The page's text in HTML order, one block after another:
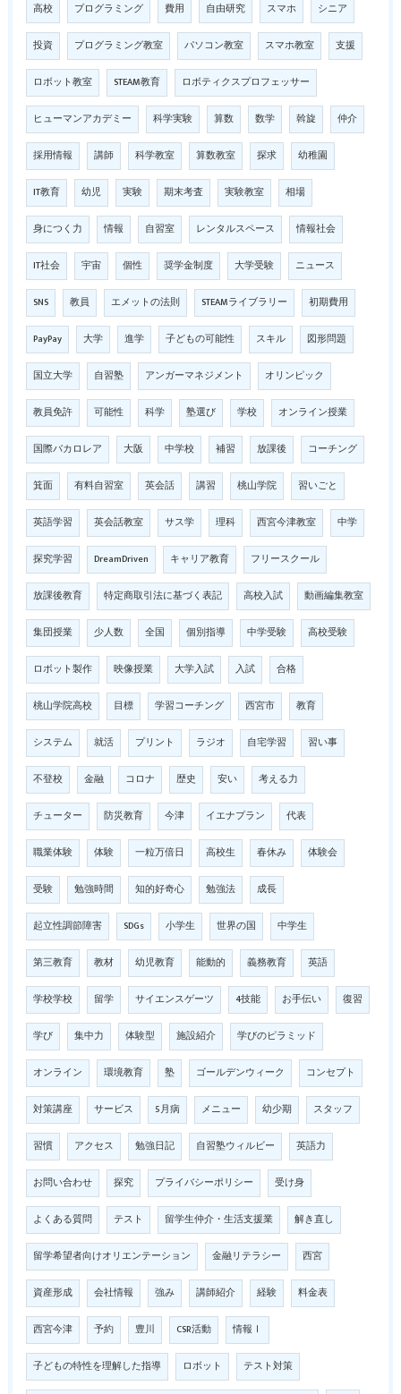
高校 プログラミング 費用 自由研究 スマホ シニア
投資 プログラミング教室 パソコン教室 スマホ教室 支援
ロボット教室 STEAM教育 ロボティクスプロフェッサー
ヒューマンアカデミー 科学実験 算数 数学 斡旋 仲介
採用情報 講師 科学教室 算数教室 探求 幼稚園
IT教育 幼児 実験 期末考査 実験教室 相場
身につく力 情報 自習室 レンタルスペース 情報社会
IT社会 宇宙 個性 奨学金制度 大学受験 ニュース
SNS 教員 エメットの法則 STEAMライブラリー 初期費用
PayPay 大学 進学 子どもの可能性 スキル 図形問題
国立大学 自習塾 アンガーマネジメント オリンピック
教員免許 可能性 科学 塾選び 学校 オンライン授業
国際バカロレア 大阪 中学校 補習 放課後 コーチング
箕面 有料自習室 英会話 講習 桃山学院 習いごと
英語学習 英会話教室 サス学 理科 西宮今津教室 中学
探究学習 DreamDriven キャリア教育 フリースクール
放課後教育 特定商取引法に基づく表記 高校入試 動画編集教室
集団授業 少人数 全国 個別指導 中学受験 高校受験
ロボット製作 映像授業 大学入試 入試 合格
桃山学院高校 目標 学習コーチング 西宮市 教育
システム 就活 プリント ラジオ 自宅学習 習い事
不登校 金融 コロナ 歴史 安い 考える力
チューター 防災教育 今津 イエナプラン 代表
職業体験 体験 一粒万倍日 高校生 春休み 体験会
受験 勉強時間 知的好奇心 勉強法 成長
起立性調節障害 SDGs 小学生 世界の国 中学生
第三教育 教材 幼児教育 能動的 義務教育 英語
学校学校 留学 サイエンスゲーツ 4技能 お手伝い 復習
学び 集中力 体験型 施設紹介 学びのピラミッド
オンライン 環境教育 塾 ゴールデンウィーク コンセプト
対策講座 サービス 5月病 メニュー 幼少期 スタッフ
習慣 アクセス 勉強日記 自習塾ウィルビー 英語力
お問い合わせ 探究 プライバシーポリシー 受け身
よくある質問 テスト 留学生仲介・生活支援業 解き直し
留学希望者向けオリエンテーション 金融リテラシー 西宮
資産形成 会社情報 強み 講師紹介 経験 料金表
西宮今津 予約 豊川 CSR活動 情報Ⅰ
子どもの特性を理解した指導 ロボット テスト対策